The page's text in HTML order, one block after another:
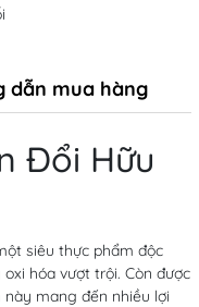
dẫn mua hàng
Đổi Hữu
siêu thực phẩm độc
hóa vượt trội. Còn được
mang đến nhiều lợi